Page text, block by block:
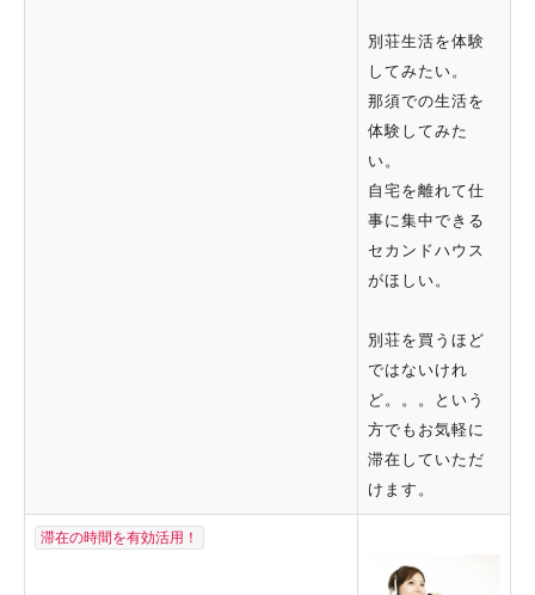
別荘生活を体験
してみたい。
那須での生活を
体験してみた
い。
自宅を離れて仕
事に集中できる
セカンドハウス
がほしい。
別荘を買うほど
ではないけれ
ど。。。という
方でもお気軽に
滞在していただ
けます。
滞在の時間を有効活用！